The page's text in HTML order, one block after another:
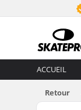
ACCUEIL
Retour